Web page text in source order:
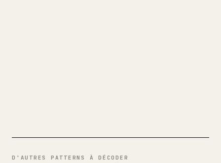
D'AUTRES PATTERNS À DÉCODER